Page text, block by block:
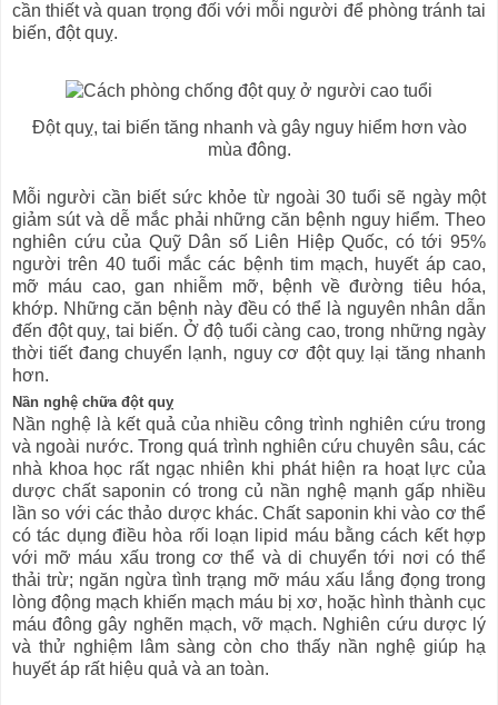
cần thiết và quan trọng đối với mỗi người để phòng tránh tai
biến, đột quỵ.
Đột quỵ, tai biến tăng nhanh và gây nguy hiểm hơn vào
mùa đông.
Mỗi người cần biết sức khỏe từ ngoài 30 tuổi sẽ ngày một
giảm sút và dễ mắc phải những căn bệnh nguy hiểm. Theo
nghiên cứu của Quỹ Dân số Liên Hiệp Quốc, có tới 95%
người trên 40 tuổi mắc các bệnh tim mạch, huyết áp cao,
mỡ máu cao, gan nhiễm mỡ, bệnh về đường tiêu hóa,
khớp. Những căn bệnh này đều có thể là nguyên nhân dẫn
đến đột quỵ, tai biến. Ở độ tuổi càng cao, trong những ngày
thời tiết đang chuyển lạnh, nguy cơ đột quỵ lại tăng nhanh
hơn.
Nần nghệ chữa đột quỵ
Nần nghệ là kết quả của nhiều công trình nghiên cứu trong
và ngoài nước. Trong quá trình nghiên cứu chuyên sâu, các
nhà khoa học rất ngạc nhiên khi phát hiện ra hoạt lực của
dược chất saponin có trong củ nần nghệ mạnh gấp nhiều
lần so với các thảo dược khác. Chất saponin khi vào cơ thể
có tác dụng điều hòa rối loạn lipid máu bằng cách kết hợp
với mỡ máu xấu trong cơ thể và di chuyển tới nơi có thể
thải trừ; ngăn ngừa tình trạng mỡ máu xấu lắng đọng trong
lòng động mạch khiến mạch máu bị xơ, hoặc hình thành cục
máu đông gây nghẽn mạch, vỡ mạch. Nghiên cứu dược lý
và thử nghiệm lâm sàng còn cho thấy nần nghệ giúp hạ
huyết áp rất hiệu quả và an toàn.